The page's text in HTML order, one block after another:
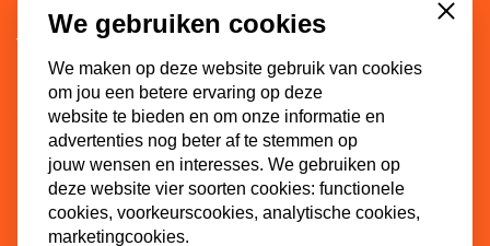
Lid worden
Vacatures
Doneren
Sponsoren
Contact
We gebruiken cookies
We maken op deze website gebruik van cookies
om jou een betere ervaring op deze
website te bieden en om onze informatie en
advertenties nog beter af te stemmen op
jouw wensen en interesses. We gebruiken op
deze website vier soorten cookies: functionele
cookies, voorkeurscookies, analytische cookies,
marketingcookies.
Close